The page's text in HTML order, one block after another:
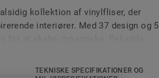
kollektion af vinylfliser, der
interiører. Med 37 design og 5
zoner, farverige gangarealer
er designet af Tarketts eget
TEKNISKE SPECIFIKATIONER OG